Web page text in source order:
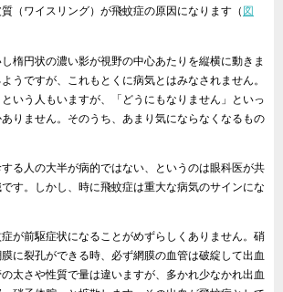
（ワイスリング）が飛蚊症の原因になります（ 図
楕円状の濃い影が視野の中心あたりを縦横に動きま
うですが、これもとくに病気とはみなされません。
という人もいますが、「どうにもなりません」といっ
りません。そのうち、あまり気にならなくなるもの
る人の大半が病的ではない、というのは眼科医が共
す。しかし、時に飛蚊症は重大な病気のサインにな
が前駆症状になることがめずらしくありません。硝
に裂孔ができる時、必ず網膜の血管は破綻して出血
太さや性質で量は違いますが、多かれ少なかれ出血